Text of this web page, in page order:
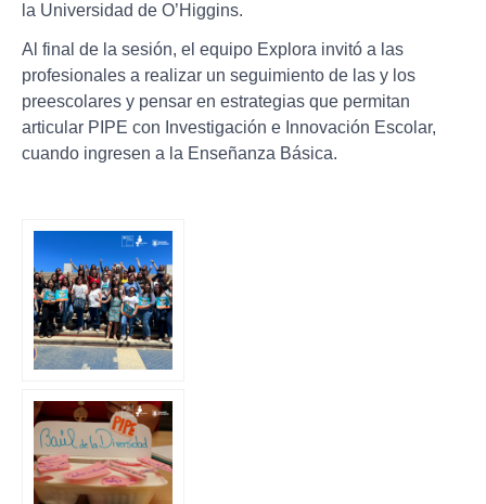
la Universidad de O’Higgins.
Al final de la sesión, el equipo Explora invitó a las
profesionales a realizar un seguimiento de las y los
preescolares y pensar en estrategias que permitan
articular PIPE con Investigación e Innovación Escolar,
cuando ingresen a la Enseñanza Básica.